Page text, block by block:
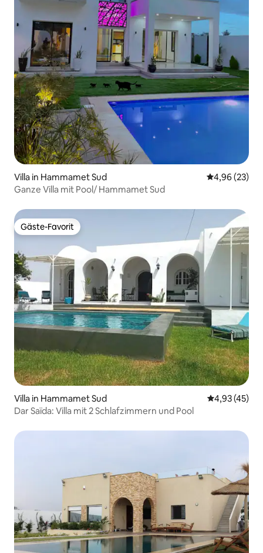
Villa in Hammamet Sud
4,96 (23)
Ganze Villa mit Pool/ Hammamet Sud
Gäste-Favorit
Gäste-Favorit
Villa in Hammamet Sud
4,93 (45)
Dar Saïda: Villa mit 2 Schlafzimmern und Pool